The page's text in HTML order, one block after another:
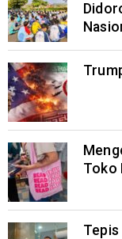
Toko
Tepis